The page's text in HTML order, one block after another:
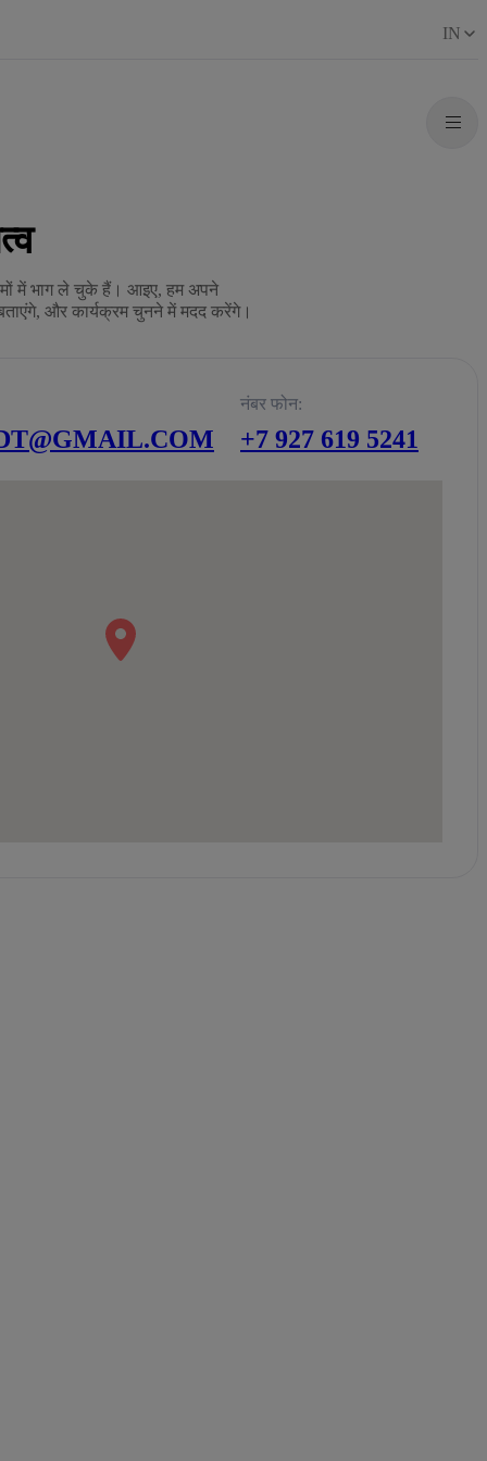
IN
में भाग ले चुके हैं। आइए, हम अपने
और कार्यक्रम चुनने में मदद करेंगे।
नंबर फोन:
+7 927 619 5241